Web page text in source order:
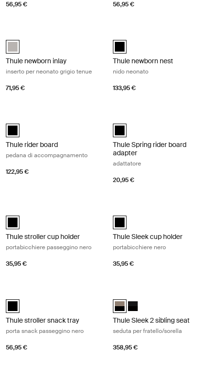
56,95 € 56,95 €
Thule newborn inlay Soft Gray (selected)
Thule newborn inlay
inserto per neonato grigio tenue
71,95 €
Thule newborn nest Nero
Thule newborn nest
nido neonato
133,95 €
Thule rider board Nero (selected)
Thule rider board
pedana di accompagnamento
122,95 €
Thule Spring rider board adapter
Thule Spring rider board
adapter
adattatore
20,95 €
Thule stroller cup holder Nero (selected)
Thule stroller cup holder
portabicchiere passeggino nero
35,95 €
Thule Sleek cup holder Nero
Thule Sleek cup holder
portabicchiere nero
35,95 €
Thule stroller snack tray Nero (selected)
Thule stroller snack tray
porta snack passeggino nero
56,95 €
Thule Sleek 2 sibling seat Tinted
Thule Sleek 2 sibling seat
Thule Sleek 2 sibling seat
seduta per fratello/sorella
358,95 €